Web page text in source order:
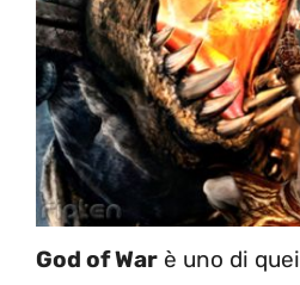
God of War è uno di quei